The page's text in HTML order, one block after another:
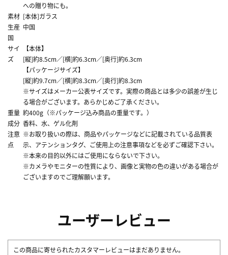
への贈り物にも。
素材 [本体]ガラス
生産
国
中国
サイ
ズ
【本体】
[縦]約8.5cm／[横]約6.3cm／[奥行]約6.3cm
【パッケージサイズ】
[縦]約9.7cm／[横]約8.3cm／[奥行]約8.3cm
※サイズはメーカー公表サイズです。実際の商品とは多少の誤差が生じ
る場合がございます。あらかじめご了承ください。
重量 約400g（※パッケージ込み商品の重量です。）
成分 香料、水、ゲル化剤
注意
点
※お取り扱いの際は、商品やパッケージなどに記載されている品質表
示、アテンションタグ、ご使用上の注意事項などを必ずご確認下さい。
※本来の目的以外にはご使用にならないで下さい。
※カメラやモニターの性質により、画像と実物の色の違いがある場合が
ございますのでご理解願います。
ユーザーレビュー
この商品に寄せられたカスタマーレビューはまだありません。